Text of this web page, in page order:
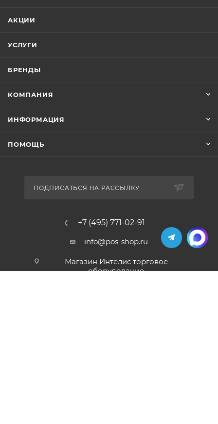
АКЦИИ
УСЛУГИ
БРЕНДЫ
КОМПАНИЯ
ИНФОРМАЦИЯ
ПОМОЩЬ
ПОДПИСАТЬСЯ НА РАССЫЛКУ
+7 (495) 771-02-91
info@pos-shop.ru
Магазин Интелис торговое
оборудование